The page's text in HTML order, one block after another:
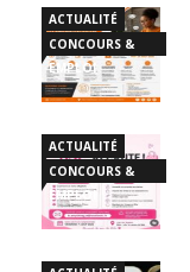
ACTUALITÉ
CONCOURS &
EMPLOI
ACTUALITÉ
CONCOURS &
EMPLOI